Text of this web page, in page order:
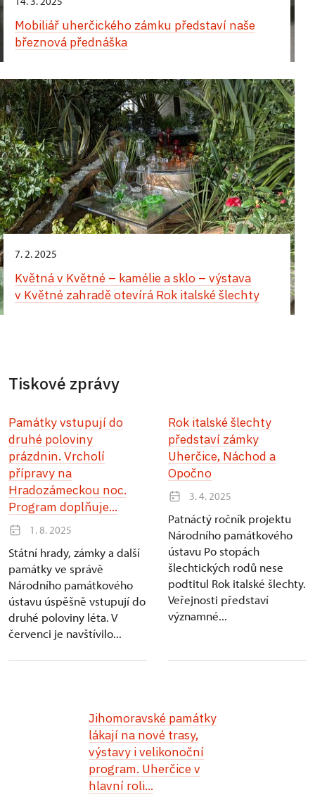
Mobiliář uherčického zámku představí naše
březnová přednáška
7. 2. 2025
Květná v Květné – kamélie a sklo – výstava
v Květné zahradě otevírá Rok italské šlechty
Tiskové zprávy
Památky vstupují do
druhé poloviny
prázdnin. Vrcholí
přípravy na
Hradozámeckou noc.
Program doplňuje...
1. 8. 2025
Státní hrady, zámky a další
památky ve správě
Národního památkového
ústavu úspěšně vstupují do
druhé poloviny léta. V
červenci je navštívilo...
Rok italské šlechty
představí zámky
Uherčice, Náchod a
Opočno
3. 4. 2025
Patnáctý ročník projektu
Národního památkového
ústavu Po stopách
šlechtických rodů nese
podtitul Rok italské šlechty.
Veřejnosti představí
významné...
Jihomoravské památky
lákají na nové trasy,
výstavy i velikonoční
program. Uherčice v
hlavní roli...